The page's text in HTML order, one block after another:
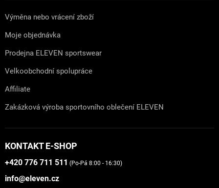
Výměna nebo vrácení zboží
Moje objednávka
Prodejna ELEVEN sportswear
Velkoobchodní spolupráce
Affiliate
Zakázková výroba sportovního oblečení ELEVEN
KONTAKT E-SHOP
+420 776 711 511 (Po-Pá 8:00 - 16:30)
info@eleven.cz